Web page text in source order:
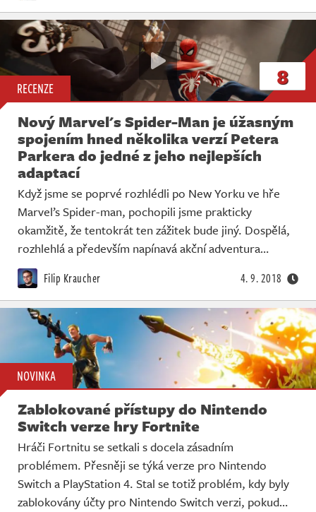
RECENZE 8
Nový Marvel's Spider-Man je úžasným
spojením hned několika verzí Petera
Parkera do jedné z jeho nejlepších
adaptací
Když jsme se poprvé rozhlédli po New Yorku ve hře
Marvel’s Spider-man, pochopili jsme prakticky
okamžitě, že tentokrát ten zážitek bude jiný. Dospělá,
rozhlehlá a především napínavá akční adventura…
Filip Kraucher 4. 9. 2018
NOVINKA
Zablokované přístupy do Nintendo
Switch verze hry Fortnite
Hráči Fortnitu se setkali s docela zásadním
problémem. Přesněji se týká verze pro Nintendo
Switch a PlayStation 4. Stal se totiž problém, kdy byly
zablokovány účty pro Nintendo Switch verzi, pokud…